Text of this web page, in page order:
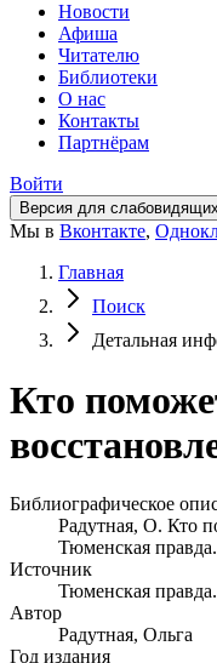
Новости
Афиша
Читателю
Библиотеки
О нас
Контакты
Партнёрам
Войти
Версия для слабовидящих
Мы в Вконтакте,
Главная
Поиск
Детальная
Кто
Библиографическое
Радутная, О. Кто
Тюменская
Источник
Тюменская
Автор
Радутная, Ольга
Год издания